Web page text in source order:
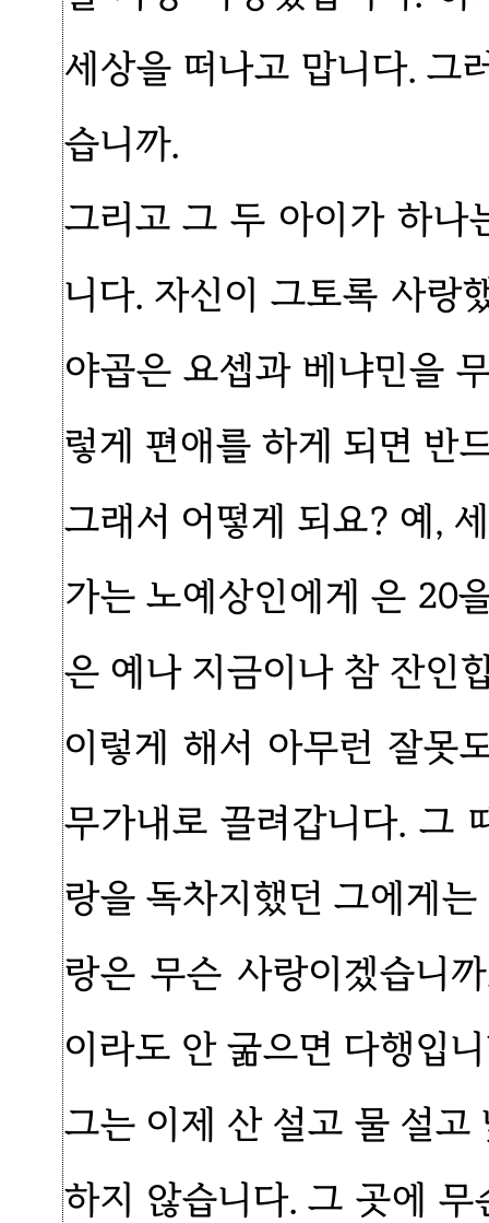
세상을 떠나고 맙니다. 그
습니까.
그리고 그 두 아이가 하나
니다. 자신이 그토록 사랑
야곱은 요셉과 베냐민을
렇게 편애를 하게 되면 반
그래서 어떻게 되요? 예,
가는 노예상인에게 은 20
은 예나 지금이나 참 잔인
이렇게 해서 아무런 잘못
무가내로 끌려갑니다. 그
랑을 독차지했던 그에게
랑은 무슨 사랑이겠습니
이라도 안 굶으면 다행입
그는 이제 산 설고 물 설
하지 않습니다. 그 곳에